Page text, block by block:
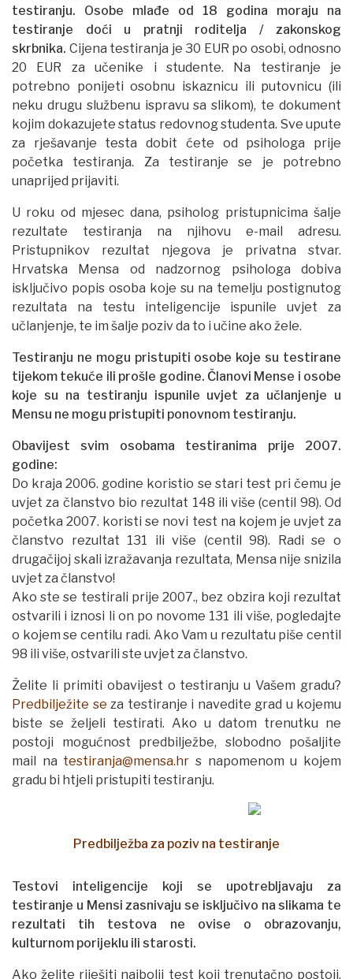
testiranju.
Osobe mlađe od 18 godina moraju na
testiranje doći u pratnji roditelja
/
zakonskog
skrbnika. Cijena testiranja je 30 EUR po osobi, odnosno
20 EUR za učenike i studente. Na testiranje je
potrebno ponijeti osobnu iskaznicu ili putovnicu (ili
neku drugu službenu ispravu sa slikom), te dokument
kojim dokazujete status redovnog studenta. Sve upute
za rješavanje testa dobit ćete od psihologa prije
početka testiranja. Za testiranje se je potrebno
unaprijed prijaviti.
U roku od mjesec dana, psiholog pristupnicima šalje
rezultate testiranja na njihovu e-mail adresu.
Pristupnikov rezultat njegova je privatna stvar.
Hrvatska Mensa od nadzornog psihologa dobiva
isključivo popis osoba koje su na temelju postignutog
rezultata na testu inteligencije ispunile uvjet za
učlanjenje, te im šalje poziv da to i učine ako žele.
Testiranju ne mogu pristupiti osobe koje su testirane
tijekom tekuće ili prošle godine. Članovi Mense i osobe
koje su na testiranju ispunile uvjet za učlanjenje u
Mensu ne mogu pristupiti ponovnom testiranju.
Obavijest svim osobama testiranima prije 2007.
godine:
Do kraja 2006. godine koristio se stari test pri čemu je
uvjet za članstvo bio rezultat 148 ili više (centil 98). Od
početka 2007. koristi se novi test na kojem je uvjet za
članstvo rezultat 131 ili više (centil 98). Radi se o
drugačijoj skali izražavanja rezultata, Mensa nije snizila
uvjet za članstvo!
Ako ste se testirali prije 2007., bez obzira koji rezultat
ostvarili i iznosi li on po novome 131 ili više, pogledajte
o kojem se centilu radi. Ako Vam u rezultatu piše centil
98 ili više, ostvarili ste uvjet za članstvo.
Želite li primiti obavijest o testiranju u Vašem gradu?
Predbilježite se za testiranje i navedite grad u kojemu
biste se željeli testirati. Ako u datom trenutku ne
postoji mogućnost predbilježbe, slobodno pošaljite
mail na testiranja@mensa.hr s napomenom u kojem
gradu bi htjeli pristupiti testiranju.
Predbilježba za poziv na testiranje
Testovi inteligencije koji se upotrebljavaju za
testiranje u Mensi zasnivaju se isključivo na slikama te
rezultati tih testova ne ovise o obrazovanju,
kulturnom porijeklu ili starosti.
Ako želite riješiti najbolji test koji trenutačno postoji,